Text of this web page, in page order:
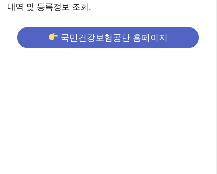
내역 및 등록정보 조회.
국민건강보험공단 홈페이지